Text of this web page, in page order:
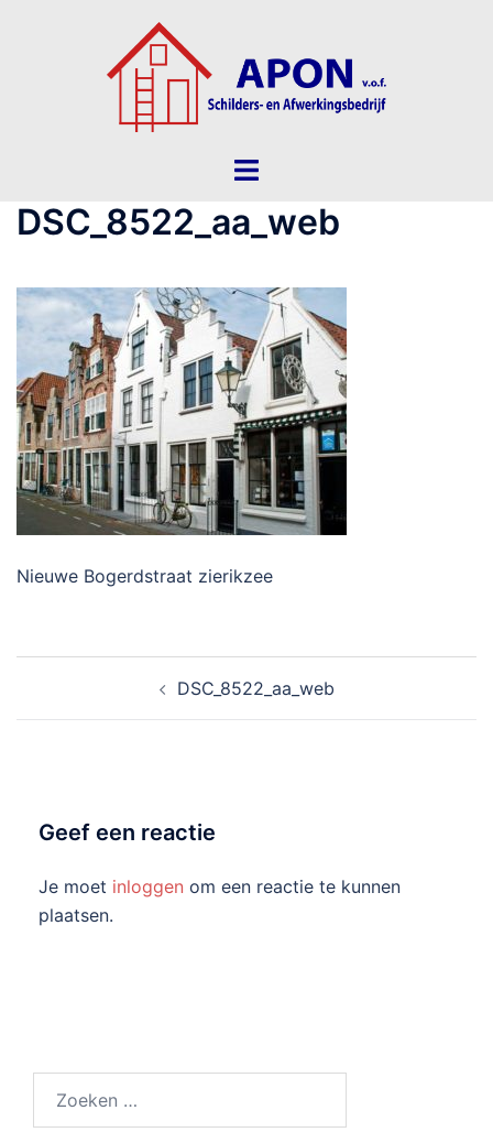
Toggle
DSC_8522_aa_web
Nieuwe Bogerdstraat zierikzee
DSC_8522_aa_web
Geef een reactie
Je moet inloggen om een reactie te kunnen
plaatsen.